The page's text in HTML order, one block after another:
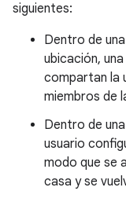
siguientes:
Dentro de
ubicación,
compartan la
miembros de
Dentro de
usuario
modo que se
casa y se